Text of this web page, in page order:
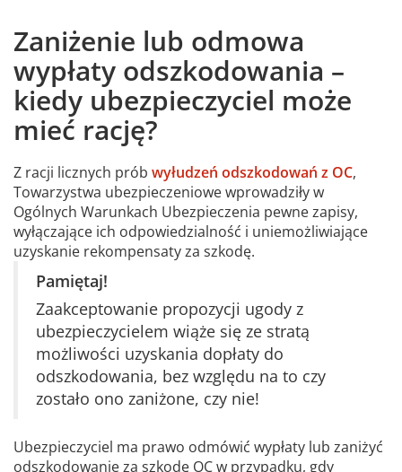
Zaniżenie lub odmowa
wypłaty odszkodowania –
kiedy ubezpieczyciel może
mieć rację?
Z racji licznych prób wyłudzeń odszkodowań z OC,
Towarzystwa ubezpieczeniowe wprowadziły w
Ogólnych Warunkach Ubezpieczenia pewne zapisy,
wyłączające ich odpowiedzialność i uniemożliwiające
uzyskanie rekompensaty za szkodę.
Pamiętaj!
Zaakceptowanie propozycji ugody z
ubezpieczycielem wiąże się ze stratą
możliwości uzyskania dopłaty do
odszkodowania, bez względu na to czy
zostało ono zaniżone, czy nie!
Ubezpieczyciel ma prawo odmówić wypłaty lub zaniżyć
odszkodowanie za szkodę OC w przypadku, gdy